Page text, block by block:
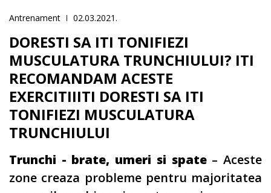
Antrenament 02.03.2021.
DORESTI SA ITI TONIFIEZI
MUSCULATURA TRUNCHIULUI? ITI
RECOMANDAM ACESTE
EXERCITIIITI DORESTI SA ITI
TONIFIEZI MUSCULATURA
TRUNCHIULUI
Trunchi - brate, umeri si spate– Aceste
zone creaza probleme pentru majoritatea